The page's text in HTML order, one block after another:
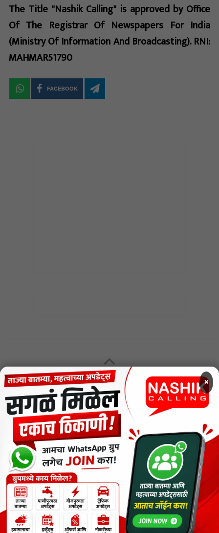
The Title "Nashik Calling" is approved by Office
Of The Registrar Of Newspapers For India
(Ministry Of Information And Broadcasting). RNI:
MAHMAR51790
FACEBOOK
MENU
CODE OF ETHICS FOR DIGITAL NEWS WEBSITES
Contact Us
Privacy Policy
Short News
ThemeNcode PDF Viewer SC [Do not Delete]
वाचकांना विनम्र सूचना
×